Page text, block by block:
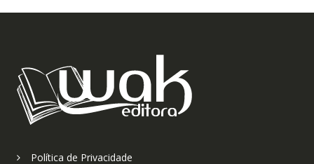
Política de Privacidade